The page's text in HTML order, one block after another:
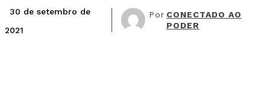
30 de setembro de
2021
Por CONECTADO AO
PODER